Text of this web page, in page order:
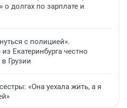
долгах по зарплате и
с полицией».
Екатеринбурга честно
Грузии
«Она уехала жить, а я